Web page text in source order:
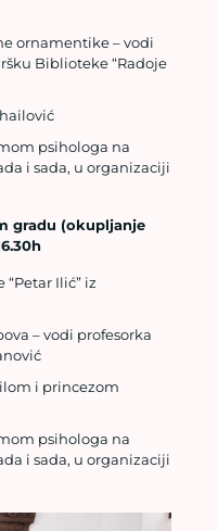
ornamentike – vodi
Biblioteke “Radoje
psihologa na
i sada, u organizaciji
gradu (okupljanje
Ilić” iz
– vodi profesorka
i princezom
psihologa na
i sada, u organizaciji